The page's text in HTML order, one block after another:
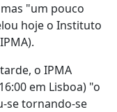
"um pouco
hoje o Instituto
o IPMA
em Lisboa) "o
se tornando-se